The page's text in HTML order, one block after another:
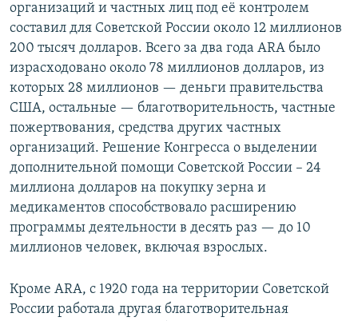
организаций и частных лиц под её контролем
составил для Советской России около 12 миллионов
200 тысяч долларов. Всего за два года АRА было
израсходовано около 78 миллионов долларов, из
которых 28 миллионов — деньги правительства
США, остальные — благотворительность, частные
пожертвования, средства других частных
организаций. Решение Конгресса о выделении
дополнительной помощи Советской России – 24
миллиона долларов на покупку зерна и
медикаментов способствовало расширению
программы деятельности в десять раз — до 10
миллионов человек, включая взрослых.
Кроме ARA, с 1920 года на территории Советской
России работала другая благотворительная